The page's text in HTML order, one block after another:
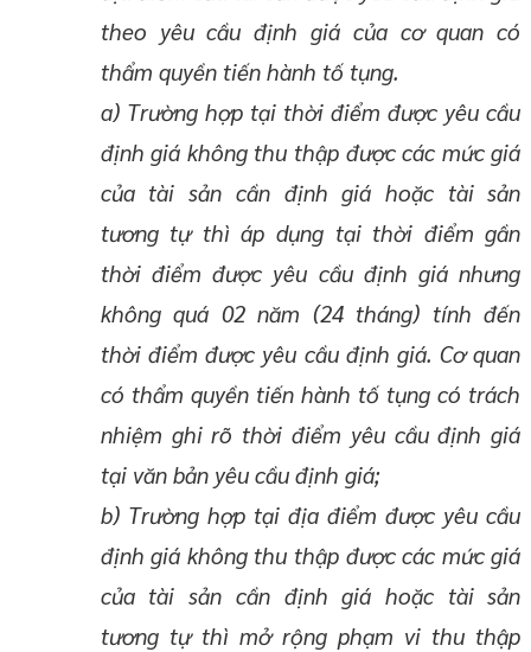
theo yêu cầu định giá của cơ quan có
thẩm quyền tiến hành tố tụng.
a) Trường hợp tại thời điểm được yêu cầu
định giá không thu thập được các mức giá
của tài sản cần định giá hoặc tài sản
tương tự thì áp dụng tại thời điểm gần
thời điểm được yêu cầu định giá nhưng
không quá 02 năm (24 tháng) tính đến
thời điểm được yêu cầu định giá. Cơ quan
có thẩm quyền tiến hành tố tụng có trách
nhiệm ghi rõ thời điểm yêu cầu định giá
tại văn bản yêu cầu định giá;
b) Trường hợp tại địa điểm được yêu cầu
định giá không thu thập được các mức giá
của tài sản cần định giá hoặc tài sản
tương tự thì mở rộng phạm vi thu thập